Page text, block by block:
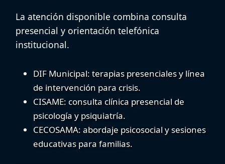
La atención disponible combina consulta
presencial y orientación telefónica
institucional.
DIF Municipal: terapias presenciales y línea
de intervención para crisis.
CISAME: consulta clínica presencial de
psicología y psiquiatría.
CECOSAMA: abordaje psicosocial y sesiones
educativas para familias.